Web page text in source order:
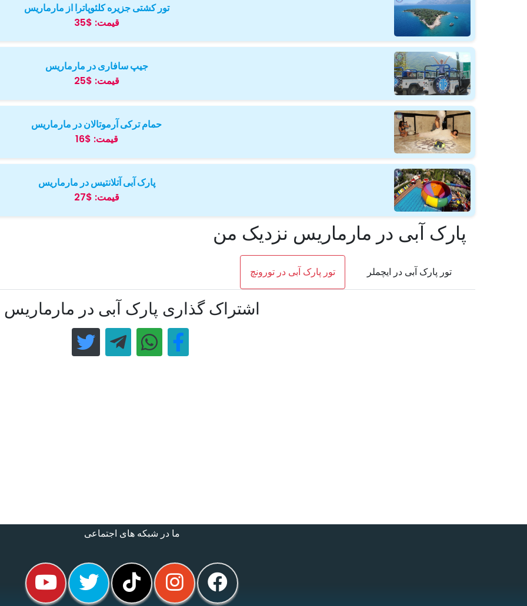
تور کشتی جزیره کلئوپاترا از مارماریس
قیمت: $35
جیپ سافاری در مارماریس
قیمت: $25
حمام ترکی آرموتالان در مارماریس
قیمت: $16
پارک آبی آتلانتیس در مارماریس
قیمت: $27
پارک آبی در مارماریس نزدیک من
تور پارک آبی در ایچملر تور پارک آبی در تورونچ
اشتراک گذاری پارک آبی در مارماریس
ما در شبکه های اجتماعی